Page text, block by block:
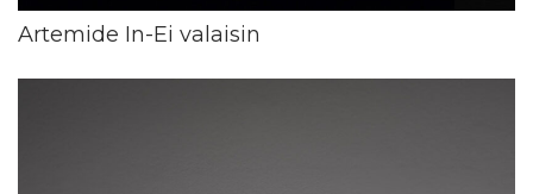
Artemide In-Ei valaisin